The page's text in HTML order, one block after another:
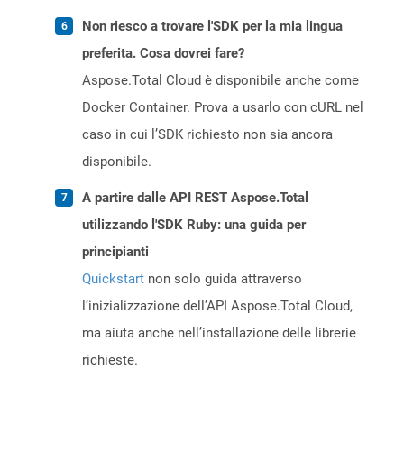
Non riesco a trovare l'SDK per la mia lingua
preferita. Cosa dovrei fare?
Aspose.Total Cloud è disponibile anche come
Docker Container. Prova a usarlo con cURL nel
caso in cui l’SDK richiesto non sia ancora
disponibile.
A partire dalle API REST Aspose.Total
utilizzando l'SDK Ruby: una guida per
principianti
Quickstart non solo guida attraverso
l’inizializzazione dell’API Aspose.Total Cloud,
ma aiuta anche nell’installazione delle librerie
richieste.